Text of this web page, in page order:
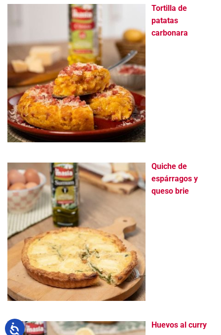
Tortilla de
patatas
carbonara
Quiche de
espárragos y
queso brie
Huevos al curry